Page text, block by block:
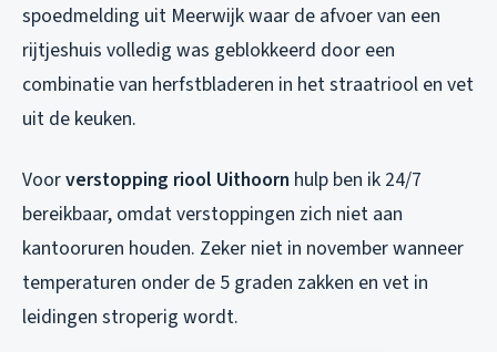
spoedmelding uit Meerwijk waar de afvoer van een
rijtjeshuis volledig was geblokkeerd door een
combinatie van herfstbladeren in het straatriool en vet
uit de keuken.
Voorverstopping riool Uithoorn hulp ben ik 24/7
bereikbaar, omdat verstoppingen zich niet aan
kantooruren houden. Zeker niet in november wanneer
temperaturen onder de 5 graden zakken en vet in
leidingen stroperig wordt.